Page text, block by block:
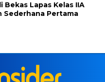
Bekas Lapas Kelas IIA
Sederhana Pertama